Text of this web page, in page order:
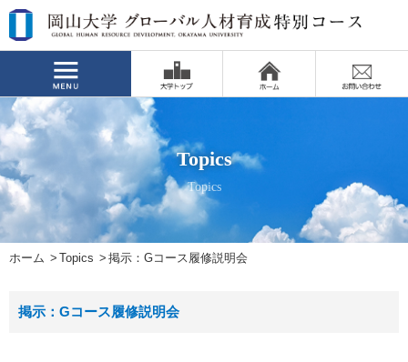
Topics
Topics
ホーム Topics 掲示：Gコース履修説明会
掲示：Gコース履修説明会